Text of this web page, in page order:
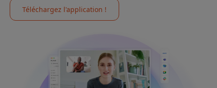
Téléchargez l'application !